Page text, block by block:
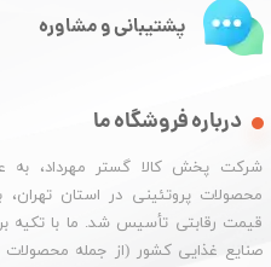
درباره فروشگاه ما
شرکت پخش کالا گستر مهرداد، به
محصولات پروتئینی در استان
قیمت رقابتی تأسیس شد. ما با تکیه
صنایع غذایی کشور (از جمله
پشتیبانی و مشاوره